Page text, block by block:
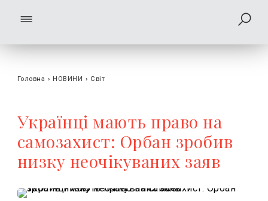
Головна › НОВИНИ › Світ
Українці мають право на
самозахист: Орбан зробив
низку неочікуваних заяв